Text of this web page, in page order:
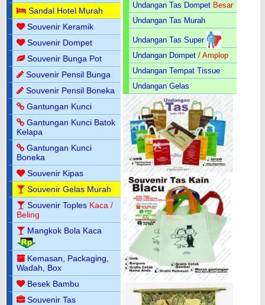
Sandal Hotel Murah
Souvenir Keramik
Souvenir Dompet
Souvenir Bunga Pot
Souvenir Pensil Bunga
Souvenir Pensil Boneka
Gantungan Kunci
Gantungan Kunci Batok
Kelapa
Gantungan Kunci
Boneka
Souvenir Kipas
Souvenir Gelas Murah
Souvenir Toples Kaca /
Beling
Mangkok Bola Kaca
Kemasan, Packaging,
Wadah, Box
Besek Bambu
Souvenir Tas
Undangan Tas Dompet Besar
Undangan Tas Murah
Undangan Tas Super
Undangan Dompet / Amplop
Undangan Tempat Tissue
Undangan Gelas